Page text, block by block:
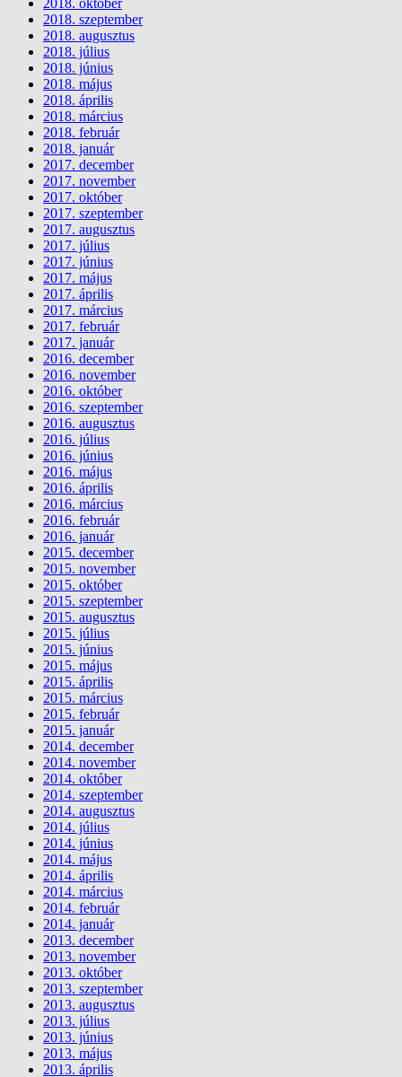
2018. szeptember
2018. augusztus
2018. július
2018. június
2018. május
2018. április
2018. március
2018. február
2018. január
2017. december
2017. november
2017. október
2017. szeptember
2017. augusztus
2017. július
2017. június
2017. május
2017. április
2017. március
2017. február
2017. január
2016. december
2016. november
2016. október
2016. szeptember
2016. augusztus
2016. július
2016. június
2016. május
2016. április
2016. március
2016. február
2016. január
2015. december
2015. november
2015. október
2015. szeptember
2015. augusztus
2015. július
2015. június
2015. május
2015. április
2015. március
2015. február
2015. január
2014. december
2014. november
2014. október
2014. szeptember
2014. augusztus
2014. július
2014. június
2014. május
2014. április
2014. március
2014. február
2014. január
2013. december
2013. november
2013. október
2013. szeptember
2013. augusztus
2013. július
2013. június
2013. május
2013. április